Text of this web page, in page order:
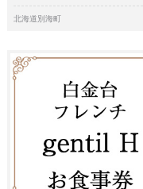
北海道別海町